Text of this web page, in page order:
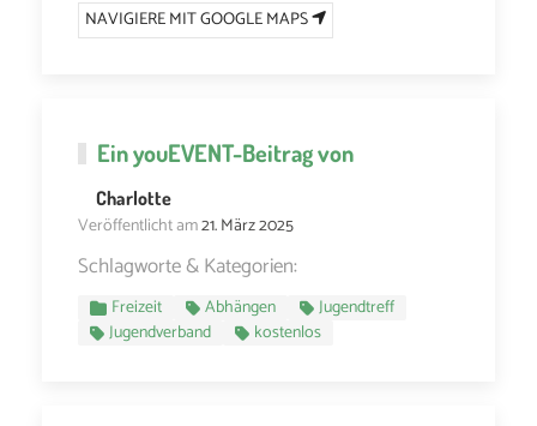
NAVIGIERE MIT GOOGLE MAPS
EinyouEVENT-Beitrag von
Charlotte
Veröffentlicht am21. März 2025
Schlagworte & Kategorien:
Freizeit Abhängen
Jugendtreff
Jugendverband
kostenlos